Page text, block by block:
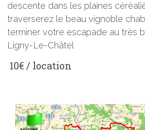
descente dans les plaines
traverserez le beau vignoble
terminer votre escapade au très
Ligny-Le-Châtel
10€ / location